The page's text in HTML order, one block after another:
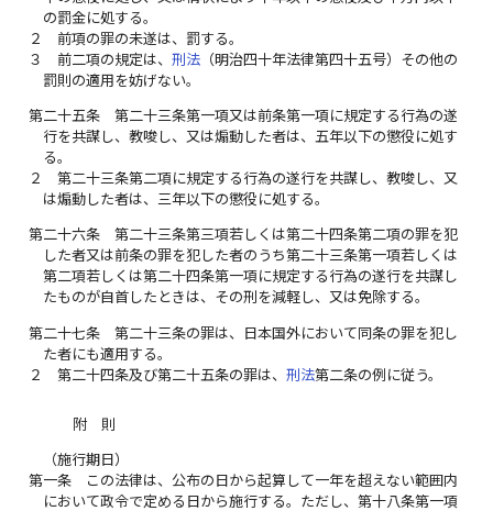
の罰金に処する。
２
前項の罪の未遂は、罰する。
３
前二項の規定は、刑法 （明治四十年法律第四十五号）その他の
罰則の適用を妨げない。
第二十五条
第二十三条第一項又は前条第一項に規定する行為の遂
行を共謀し、教唆し、又は煽動した者は、五年以下の懲役に処す
る。
２
第二十三条第二項に規定する行為の遂行を共謀し、教唆し、又
は煽動した者は、三年以下の懲役に処する。
第二十六条
第二十三条第三項若しくは第二十四条第二項の罪を犯
した者又は前条の罪を犯した者のうち第二十三条第一項若しくは
第二項若しくは第二十四条第一項に規定する行為の遂行を共謀し
たものが自首したときは、その刑を減軽し、又は免除する。
第二十七条
第二十三条の罪は、日本国外において同条の罪を犯し
た者にも適用する。
２
第二十四条及び第二十五条の罪は、刑法第二条の例に従う。
附 則
（施行期日）
第一条
この法律は、公布の日から起算して一年を超えない範囲内
において政令で定める日から施行する。ただし、第十八条第一項